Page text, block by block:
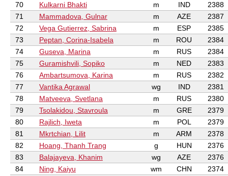
70
Kulkarni Bhakti m IND
2388
71
Mammadova, Gulnar m AZE
2387
72
Vega Gutierrez, Sabrina m ESP
2385
73
Peptan, Corina-Isabela m ROU
2384
74
Guseva, Marina m RUS
2384
75
Guramishvili, Sopiko m NED
2383
76
Ambartsumova, Karina m RUS
2382
77
Vantika Agrawal wg IND
2381
78
Matveeva, Svetlana m RUS
2380
79
Tsolakidou, Stavroula m GRE
2379
80
Rajlich, Iweta m POL
2379
81
Mkrtchian, Lilit m ARM
2378
82
Hoang, Thanh Trang g HUN
2376
83
Balajayeva, Khanim wg AZE
2376
84
Ning, Kaiyu wm CHN
2374